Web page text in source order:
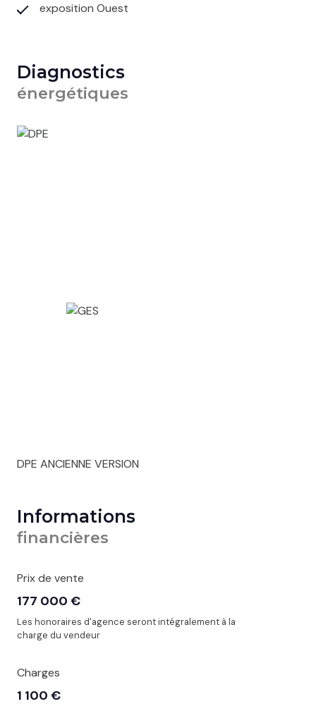
exposition Ouest
Diagnostics
énergétiques
DPE ANCIENNE VERSION
Informations
financières
Prix de vente
177 000 €
Les honoraires d'agence seront intégralement à la
charge du vendeur
Charges
1 100 €